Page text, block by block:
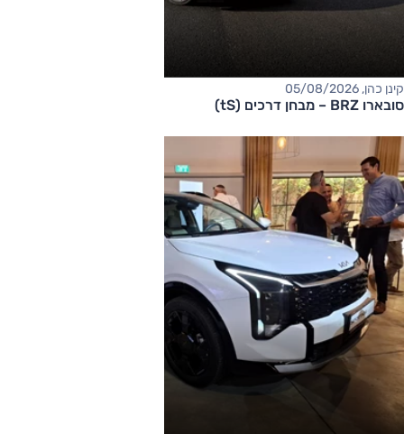
קינן כהן, 05/08/2026
סובארו BRZ – מבחן דרכים (tS)